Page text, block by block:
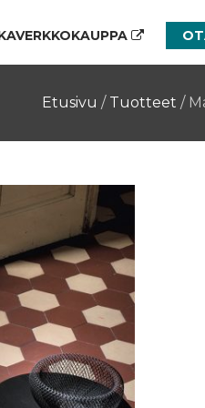
Etusivu / Tuotteet /